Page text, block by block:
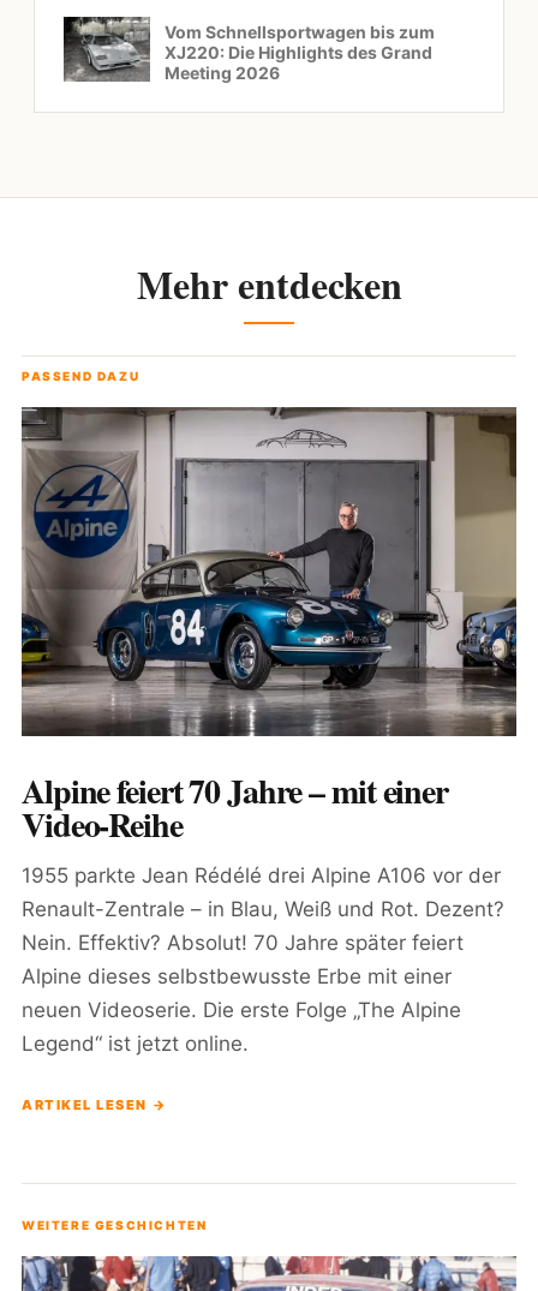
Vom Schnellsportwagen bis zum
XJ220: Die Highlights des Grand
Meeting 2026
Mehr entdecken
PASSEND DAZU
Alpine feiert 70 Jahre – mit einer
Video-Reihe
1955 parkte Jean Rédélé drei Alpine A106 vor der
Renault-Zentrale – in Blau, Weiß und Rot. Dezent?
Nein. Effektiv? Absolut! 70 Jahre später feiert
Alpine dieses selbstbewusste Erbe mit einer
neuen Videoserie. Die erste Folge „The Alpine
Legend“ ist jetzt online.
ARTIKEL LESEN →
WEITERE GESCHICHTEN